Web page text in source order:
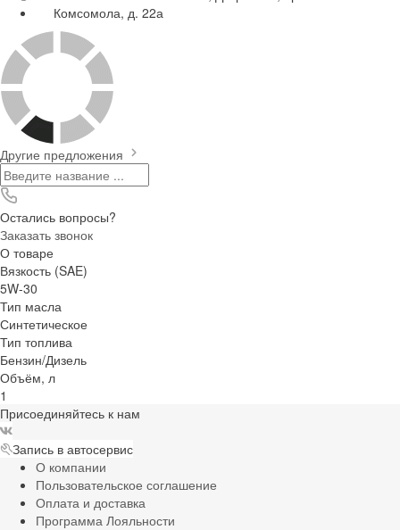
Комсомола, д. 22а
Другие предложения
Остались вопросы?
Заказать звонок
О товаре
Вязкость (SAE)
5W-30
Тип масла
Синтетическое
Тип топлива
Бензин/Дизель
Объём, л
1
Присоединяйтесь к нам
Запись в автосервис
О компании
Пользовательское соглашение
Оплата и доставка
Программа Лояльности